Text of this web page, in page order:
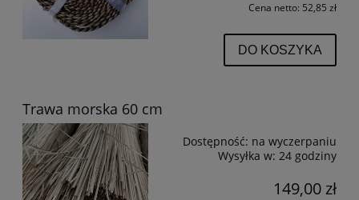
Cena netto: 52,85 zł
DO KOSZYKA
Trawa morska 60 cm
Dostępność: na wyczerpaniu
Wysyłka w: 24 godziny
149,00 zł